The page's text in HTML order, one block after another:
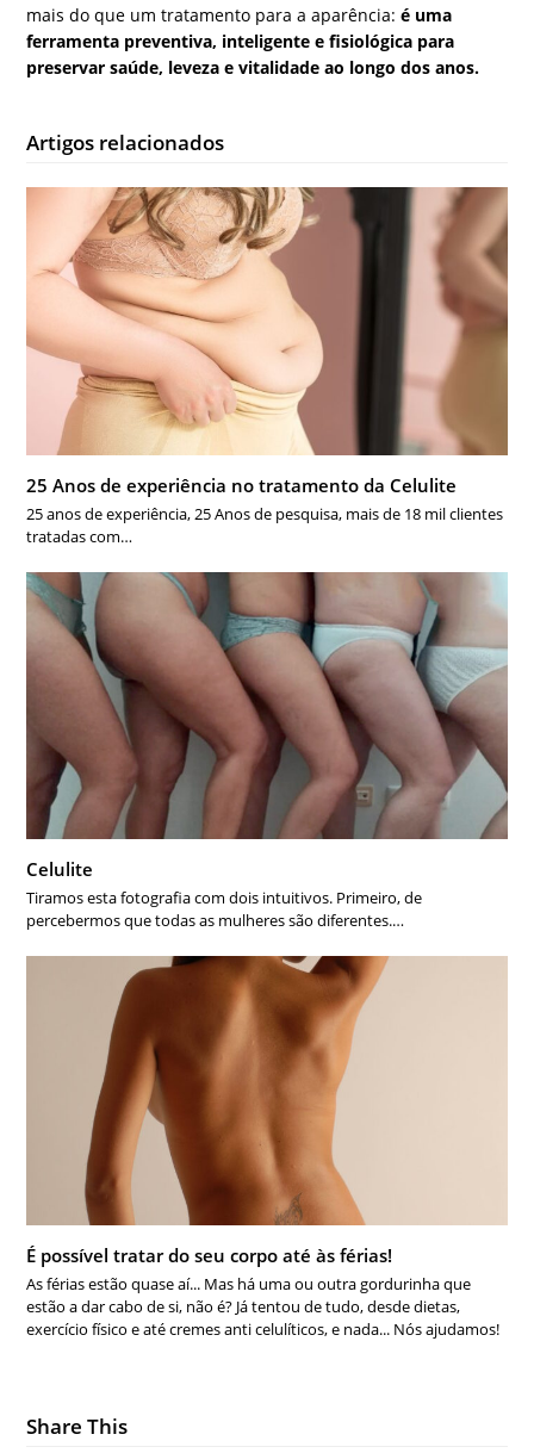
mais do que um tratamento para a aparência:é uma
ferramenta preventiva, inteligente e fisiológica para
preservar saúde, leveza e vitalidade ao longo dos anos.
Artigos relacionados
25 Anos de experiência no tratamento da Celulite
25 anos de experiência, 25 Anos de pesquisa, mais de 18 mil clientes
tratadas com…
Celulite
Tiramos esta fotografia com dois intuitivos. Primeiro, de
percebermos que todas as mulheres são diferentes.…
É possível tratar do seu corpo até às férias!
As férias estão quase aí... Mas há uma ou outra gordurinha que
estão a dar cabo de si, não é? Já tentou de tudo, desde dietas,
exercício físico e até cremes anti celulíticos, e nada... Nós ajudamos!
Share This